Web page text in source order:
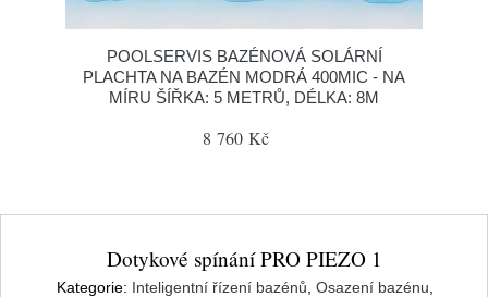
POOLSERVIS BAZÉNOVÁ SOLÁRNÍ
PLACHTA NA BAZÉN MODRÁ 400MIC - NA
MÍRU ŠÍŘKA: 5 METRŮ, DÉLKA: 8M
8 760 Kč
Dotykové spínání PRO PIEZO 1
Kategorie: Inteligentní řízení bazénů Osazení bazénu